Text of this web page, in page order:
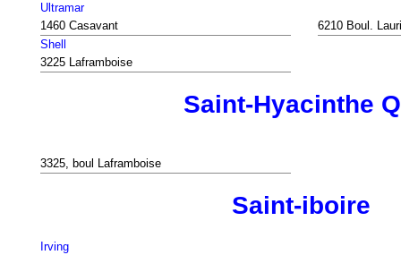
Ultramar
1460 Casavant
6210 Boul.
Shell
3225 Laframboise
Saint-Hyacinthe
3325, boul Laframboise
Saint-iboire
Irving